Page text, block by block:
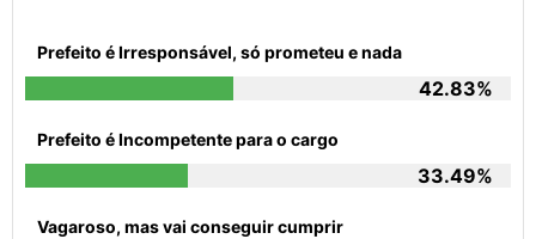
Prefeito é Irresponsável, só prometeu e nada
42.83%
Prefeito é Incompetente para o cargo
33.49%
Vagaroso, mas vai conseguir cumprir